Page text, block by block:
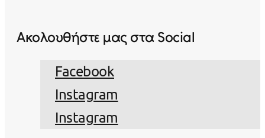
Ακολουθήστε μας στα Social
Facebook
Instagram
Instagram